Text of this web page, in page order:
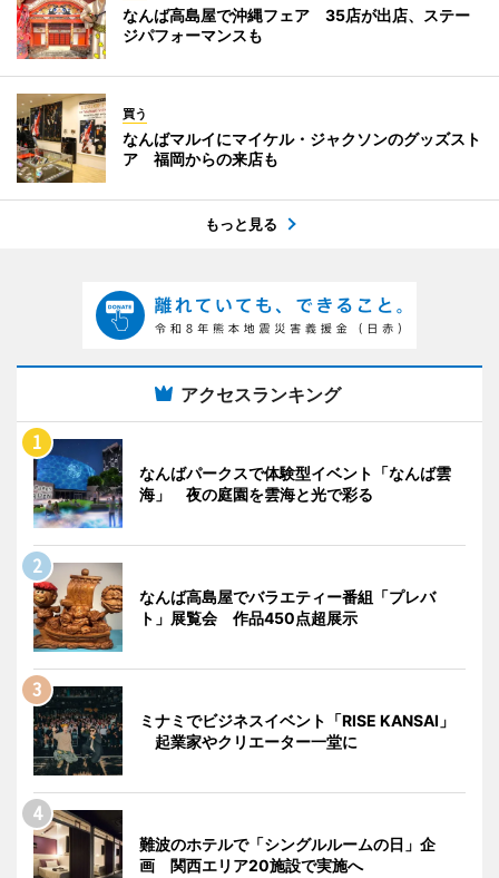
なんば高島屋で沖縄フェア 35店が出店、ステー
ジパフォーマンスも
買う
なんばマルイにマイケル・ジャクソンのグッズスト
ア 福岡からの来店も
もっと見る
アクセスランキング
なんばパークスで体験型イベント「なんば雲
海」 夜の庭園を雲海と光で彩る
なんば高島屋でバラエティー番組「プレバ
ト」展覧会 作品450点超展示
ミナミでビジネスイベント「RISE KANSAI」
起業家やクリエーター一堂に
難波のホテルで「シングルルームの日」企
画 関西エリア20施設で実施へ